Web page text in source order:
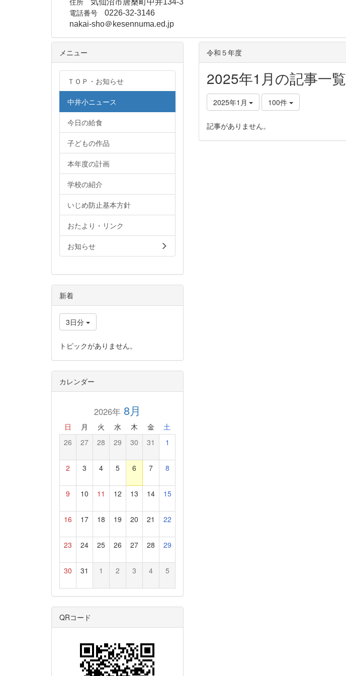
気仙沼市唐桑町中井134-3
電話番号 0226-32-3146
nakai-sho＠kesennuma.ed.jp
令和５年度
2025年1月の記事一覧
2025年1月 100件
記事がありません。
メニュー
ＴＯＰ・お知らせ
中井小ニュース
今日の給食
子どもの作品
本年度の計画
学校の紹介
いじめ防止基本方針
おたより・リンク
お知らせ
新着
3日分
トピックがありません。
カレンダー
2026年8月
日 月 火 水 木 金 土
26 27 28 29 30 31 1
2 3 4 5 6 7 8
9 10 11 12 13 14 15
16 17 18 19 20 21 22
23 24 25 26 27 28 29
30 31 1 2 3 4 5
QRコード